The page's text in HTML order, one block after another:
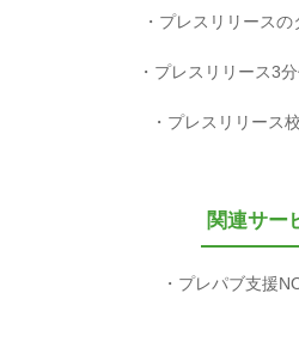
プレスリリースの
プレスリリース3
プレスリリース
関連サー
プレパブ支援